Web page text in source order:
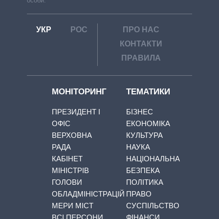
УКР РОС
ПРО НАС
КОНТАКТИ
ПРАВИЛА
МОНІТОРИНГ
ПРЕЗИДЕНТ І
ОФІС
ВЕРХОВНА
РАДА
КАБІНЕТ
МІНІСТРІВ
ГОЛОВИ
ОБЛАДМІНІСТРАЦІЙ
МЕРИ МІСТ
ВСІ ПЕРСОНИ
ТЕМАТИКИ
БІЗНЕС
ЕКОНОМІКА
КУЛЬТУРА
НАУКА
НАЦІОНАЛЬНА
БЕЗПЕКА
ПОЛІТИКА
ПРАВО
СУСПІЛЬСТВО
ФІНАНСИ